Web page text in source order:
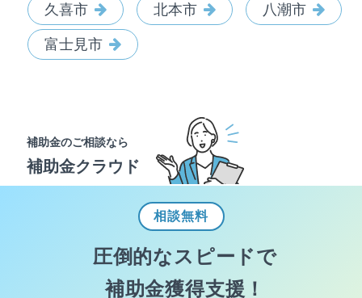
久喜市 北本市 八潮市
富士見市
補助金のご相談なら
補助金クラウド
相談無料
圧倒的なスピードで
補助金獲得支援！